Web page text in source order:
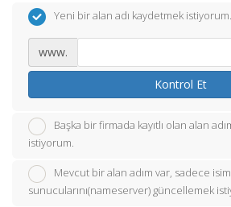
Yeni bir alan adı kaydetmek istiyorum.
www.
Kontrol Et
Başka bir firmada kayıtlı olan alan
istiyorum.
Mevcut bir alan adım var, sadece isim
sunucularını(nameserver) güncellemek